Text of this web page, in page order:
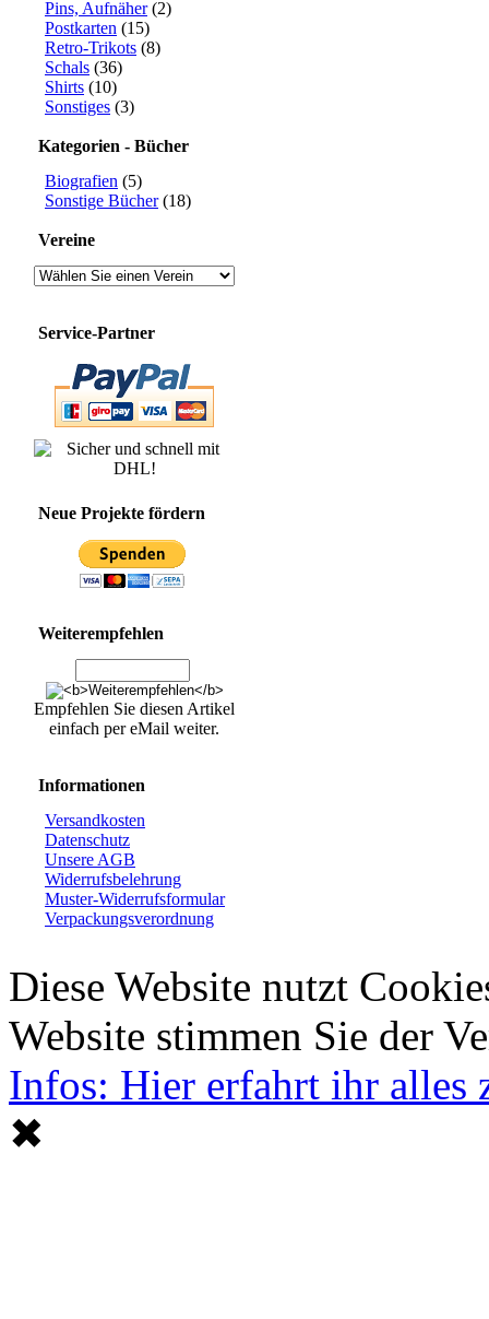
Pins, Aufnäher(2)
Postkarten (15)
Retro-Trikots (8)
Schals (36)
Shirts (10)
Sonstiges (3)
Kategorien - Bücher
Biografien (5)
Sonstige Bücher(18)
Vereine
Service-Partner
Neue Projekte fördern
Weiterempfehlen
Empfehlen Sie diesen Artikel
einfach per eMail weiter.
Informationen
Versandkosten
Datenschutz
Unsere AGB
Widerrufsbelehrung
Muster-Widerrufsformular
Verpackungsverordnung
Diese Website nutzt
Website stimmen Sie der
Infos: Hier erfahrt ihr alles
✖